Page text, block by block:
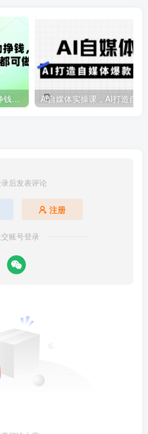
deepseek+AI公众号自动挣钱，轻松月入过W，手机电脑都可做
后发表评论
注册
账号登录